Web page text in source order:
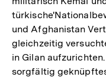
und Afghanistan
gleichzeitig
in Gilan
sorgfältig